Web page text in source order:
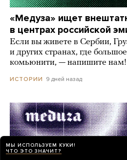
«Медуза» ищет
в центрах российской
Если вы живете в Сербии,
и других странах, где
комьюнити, — напишите нам!
ИСТОРИИ 9 дней назад
МЫ ИСПОЛЬЗУЕМ КУКИ!
ЧТО ЭТО ЗНАЧИТ?